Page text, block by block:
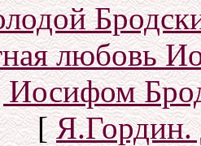
любовь
Иосифом
[Я.Гордин.